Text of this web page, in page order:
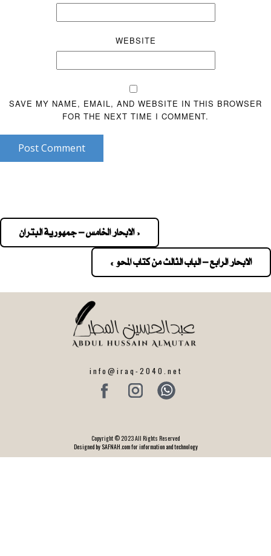
WEBSITE
SAVE MY NAME, EMAIL, AND WEBSITE IN THIS BROWSER
FOR THE NEXT TIME I COMMENT.
Post Comment
navigation
« الابحار الخامس – جمهورية البتران
الابحار الرابع – الباب الثالث من كتاب المحو »
info@iraq-2040.net
Copyright © 2023 All Rights Reserved
Designed by SAFNAH.com for information and technology